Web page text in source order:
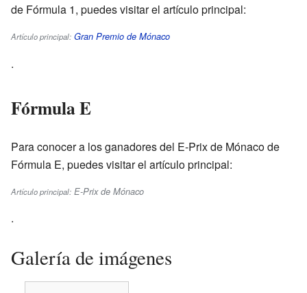
de Fórmula 1, puedes visitar el artículo principal:
Artículo principal: Gran Premio de Mónaco
.
Fórmula E
Para conocer a los ganadores del E-Prix de Mónaco de
Fórmula E, puedes visitar el artículo principal:
Artículo principal: E-Prix de Mónaco
.
Galería de imágenes